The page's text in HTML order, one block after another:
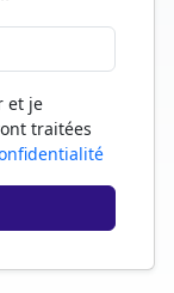
et je
traitées